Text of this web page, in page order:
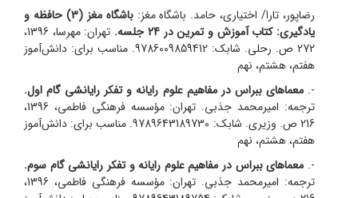
رضاپور، تارا/ اختیاری، حامد. باشگاه مغز:
باشگاه مغز (3) حافظه و
یادگیری: کتاب آموزش و تمرین در 24 جلسه.
تهران: مهرسا، 1396،
272 ص. رحلی. شابک: 9786009859412. مناسب برای: دانش‌آموز
هفتم، هشتم، نهم
-.معماهای ببراس در مفاهیم علوم رایانه و تفکر رایانشی گام اول.
ترجمه: امیر‌محمد جذبی. تهران: مؤسسه فرهنگی فاطمی، 1396،
216 ص. وزیری. شابک: 9789643189730. مناسب برای: دانش‌آموز
هفتم، هشتم، نهم
-. معماهای ببراس در مفاهیم علوم رایانه و تفکر رایانشی گام سوم.
ترجمه: امیر‌محمد جذبی. تهران: مؤسسه فرهنگی فاطمی، 1396،